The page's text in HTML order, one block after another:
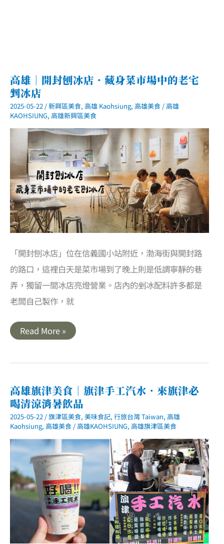
高雄｜開封刨冰店．藏身菜市場中的老宅
剉冰店
2025-05-22 /新興區美食, 高雄 Kaohsiung, 高雄美食 /高雄
KAOHSIUNG, 高雄新興區美食
「開封刨冰店」位在信義國小站附近，渤海街與開封路
的路口，這裡白天是菜市場到了晚上則是低調寧靜的巷
弄，獨留一間冰店亮燈營業。店內的剉冰配料許多都是
老闆自己製作，就
高
雄
封
店．
藏
身
菜
市
場
的
老
冰
店
Read More »
高雄旗津美食｜旗津手工汽水．來旗津必
喝清涼消暑飲品
2025-05-22 /旗津區美食, 美味食記, 行旅台灣 Taiwan, 高雄
Kaohsiung, 高雄美食 /高雄KAOHSIUNG, 高雄旗津區美食